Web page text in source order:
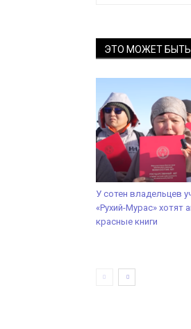
ЭТО МОЖЕТ БЫТЬ
У сотен владельцев
«Рухий-Мурас» хотят
красные книги